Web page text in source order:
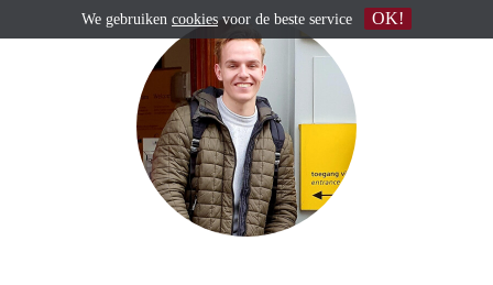
We gebruiken cookies voor de beste service OK!